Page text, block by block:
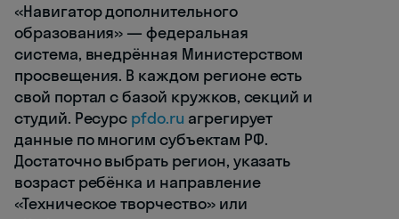
«Навигатор дополнительного
образования» — федеральная
система, внедрённая Министерством
просвещения. В каждом регионе есть
свой портал с базой кружков, секций и
студий. Ресурс pfdo.ru агрегирует
данные по многим субъектам РФ.
Достаточно выбрать регион, указать
возраст ребёнка и направление
«Техническое творчество» или